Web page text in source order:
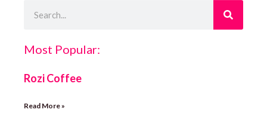
Most Popular:
Rozi Coffee
Read More »